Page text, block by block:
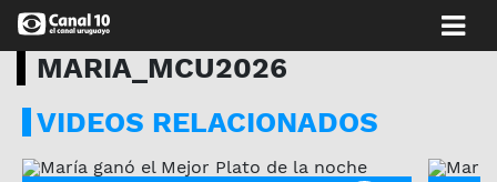
MARIA_MCU2026
VIDEOS RELACIONADOS